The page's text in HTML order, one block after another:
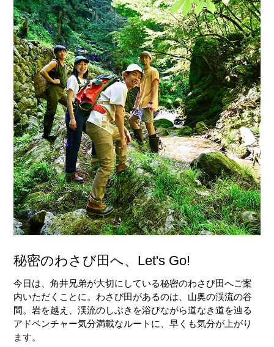
秘密のわさび田へ、Let's Go!
今日は、角井兄弟が大切にしている秘密のわさび田へご案
内いただくことに。わさび田があるのは、山奥の渓流の谷
間。岩を越え、渓流のしぶきを浴びながら道なき道を辿る
アドベンチャー気分満載なルートに、早くも気分が上がり
ます。